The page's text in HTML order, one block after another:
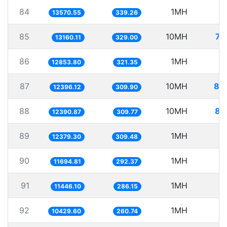
84 13570.55 339.26 1MH
85 13160.11 329.00 10MH
86 12853.80 321.35 1MH
87 12396.12 309.90 10MH
88 12390.87 309.77 10MH
89 12379.30 309.48 1MH
90 11694.81 292.37 1MH
91 11446.10 286.15 1MH
92 10429.60 260.74 1MH